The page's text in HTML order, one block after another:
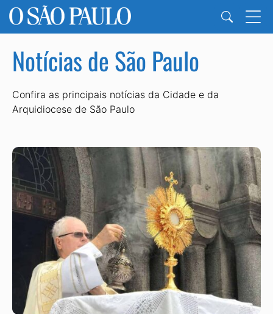
Notícias de São Paulo
Confira as principais notícias da Cidade e da
Arquidiocese de São Paulo